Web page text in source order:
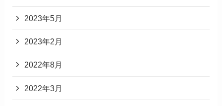
2023年5月
2023年2月
2022年8月
2022年3月